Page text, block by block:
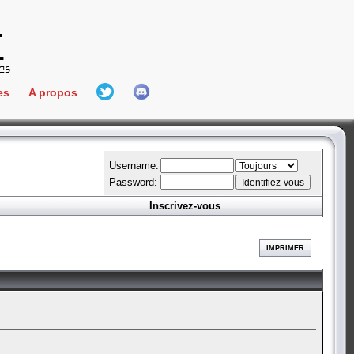
Connect
A propos
L'équipe
Hall Of Fame
Username:
Password:
Inscrivez-vous
IMPRIMER